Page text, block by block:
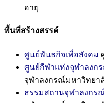
อายุ
พื้นที่สร้างสรรค์
ศูนย์พันธกิจเพื่อสังคม
ศูนย์กีฬาแห่งจุฬาลงก
จุฬาลงกรณ์มหาวิทยา
ธรรมสถานจุฬาลงกร